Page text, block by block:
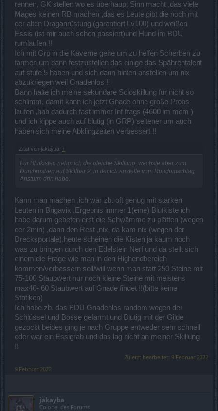
Für Blutkisten nehm ich die gleiche Skillung, wechsle aber zum
Durchrushen auf Skillbar 2, in der ich anstelle vom Rundumschlag
Ansturm drin habe. Der hat nicht einen Punkt, ich nehm den
ausschließlich zum schneller vorwärtskommen.
Meine größte Leistung ist es dann, am Ende, wenn der letzte
Schlamm liegt, auf Skillbar 1 zurückzuswitchen, um den
Rundumschlag wieder nutzen zu können.
Die Skillung 1 (+ Skillbar 1) nehme ich auch, wenn ich solo nen
Boss mache, war bisher zu faul, mir da was neues auszudenken,
geht auch so.
Skillung 2 ist ne Blitzskillung, an der ich noch hier und da ein wenig
feile und die ich für Bossruns in Grp nehme. Die ist nochmal ganz
anders auf einer anderen Seite im Skillbaum bepunktet. Für die
nehme ich Skillbar 3.
rennen, GK stellen wo es überhaupt Sinn macht ,das viele
Mages keinen RB machen ,das es Leute gibt die noch mit
der alten Draganrüstung (garantiert Lv100) und weißen
Essis (ist mir auch schon passiert)und Hund im BDU
rumlaufen !!
Ich mit Grp in die Kaverne gehe um zu helfen Scherben zu
farmen um dann festzustellen das einige das Spährentalent
auf stufe 5 haben und sich dann hinten anstellen um nix
abzukriegen weil Gnadenlos !!
Dann halte ich meine sekundäre Soloskillung für nicht so
schlimm, damit kann ich jetzt Gnade ohne große Probs
laufen ,hab dadurch fast immer Inf frags (4600 im mom )
und ich kippe auch auf blutig (in GRP) seltener um auch
haben sich meine Abklingzeiten verbessert !!
Zitat von jakayba: ↑
Für Blutkisten nehm ich die gleiche Skillung, wechsle aber zum
Durchrushen auf Skillbar 2, in der ich anstelle vom Rundumschlag
Ansturm drin habe.
Kann man machen ,ich war zb. oft genug mit starken
Leuten in Brigavik ,Ergebnis immer 1(eine) Blutkiste ich
habe darum gebeten erst die Schwämme zu plätten (wegen
der 2min) ,dann den Rest ,nix, da kam nix (wegen der
Drecksportale),heute scheinen die Kisten ja kaum noch
was zu bringen durch den Edelstein Nerf und da stellt sich
einem die Frage wie man in den Highendbereich
kommen/verbessern soll/will wenn man statt 250 Steine mit
75-100 Staubwert nur noch kleine Steine mit meistens
max40- 60 Staubwert auf Gnade findet !!(bitte keine
Statiken)
Ich habe zb. das BDU Gnadenlos random wegen der
Schlüssel und Bosse gefarmt und Blutig mit der Gilde
gezockt beides ging je nach Gruppe entweder sehr schnell
oder war ein Essigrab und das lag nicht an meiner Skillung
!!
Zuletzt bearbeitet: 9 Februar 2022
9 Februar 2022
jakayba
Colonel des Forums